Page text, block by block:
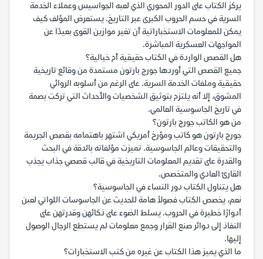
يركز الكتاب على الدور المحوري الذي لعبه الجواسيس وعملاء الخدمة
السرية في حسم الحروب الكبرى عبر التاريخ. يستعرض المؤلف كيف
يمكن للمعلومات الاستخباراتية أن تغير موازين القوى بعيدًا عن
المواجهات العسكرية المباشرة.
هل القصص الواردة في الكتاب حقيقية أم خيالية؟
جميع القصص التي أوردها جورج بارتون مستمدة من وقائع تاريخية
حقيقية وملفات الخدمة السرية. على الرغم من أسلوبه الروائي
المشوق، إلا أنه يلتزم بتوثيق الشخصيات والأحداث التي تركت بصمة
في تاريخ الجاسوسية العالمي.
من هو الكاتب جورج بارتون؟
جورج بارتون هو كاتب ومؤرخ أمريكي اشتهر باهتمامه بقصص الجريمة
والتحقيقات وعالم الجاسوسية. تميزت مؤلفاته بالدقة في البحث
والقدرة على تقديم المعلومات التاريخية في قالب قصصي جذاب يجذب
القارئ العادي والمتخصص.
هل يتناول الكتاب دور النساء في الجاسوسية؟
نعم، يخصص الكتاب فصولاً هامة للحديث عن الجاسوسات اللواتي لعبن
أدوارًا خطيرة في الحروب. يسلط الضوء على ذكائهن وقدرتهن على
النفاذ إلى دوائر صنع القرار وجمع معلومات لم يستطع الرجال الوصول
إليها.
ما الذي يميز هذا الكتاب عن غيره من كتب الاستخبارات؟